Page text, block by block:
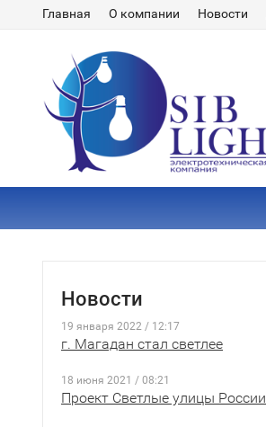
Главная О компании Новости
Новости
19 января 2022 / 12:17
г. Магадан стал светлее
18 июня 2021 / 08:21
Проект Светлые улицы России